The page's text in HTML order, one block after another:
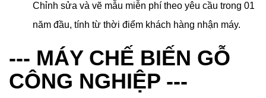
Chỉnh sửa và vẽ mẫu miễn phí theo yêu cầu trong 01
năm đầu, tính từ thời điểm khách hàng nhận máy.
--- MÁY CHẾ BIẾN GỖ
CÔNG NGHIỆP ---